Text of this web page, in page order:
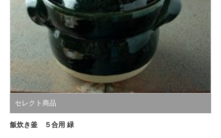
セレクト商品
飯炊き釜 ５合用 緑